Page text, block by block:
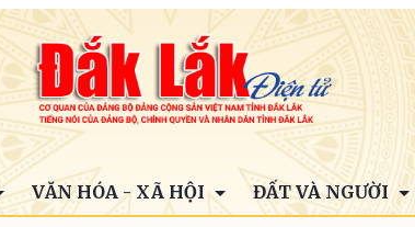
VĂN HÓA - XÃ HỘI ĐẤT VÀ NGƯỜI